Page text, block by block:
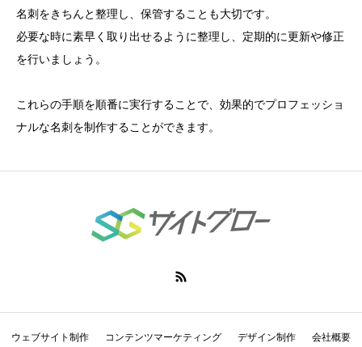
名刺をきちんと整理し、保管することも大切です。
必要な時に素早く取り出せるように整理し、定期的に更新や修正
を行いましょう。
これらの手順を順番に実行することで、効果的でプロフェッショ
ナルな名刺を制作することができます。
ウェブサイト制作 コンテンツマーケティング デザイン制作 会社概要